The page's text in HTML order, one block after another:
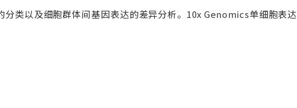
分类以及细胞群体间基因表达的差异分析。10x Genomics单细胞表达